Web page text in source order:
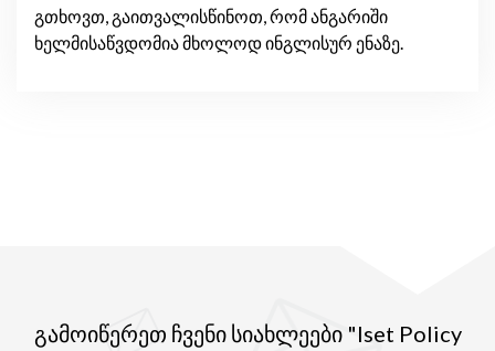
გთხოვთ, გაითვალისწინოთ, რომ ანგარიში
ხელმისაწვდომია მხოლოდ ინგლისურ ენაზე.
გამოიწერეთ ჩვენი სიახლეები "Iset Policy